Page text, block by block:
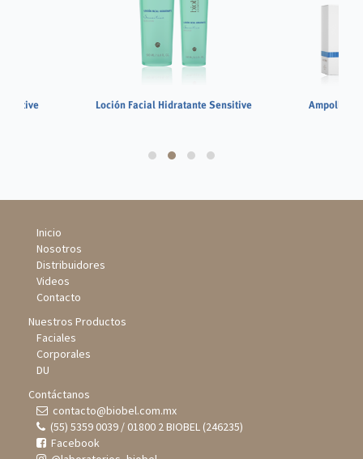
Loción Facial Hidratante Sensitive
Inicio
Nosotros
Distribuidores
Videos
Contacto
Nuestros Productos
Faciales
Corporales
DU
Contáctanos
contacto@biobel.com.mx
(55) 5359 0039 / 01800 2 BIOBEL (246235)
Facebook